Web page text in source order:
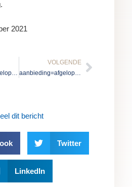
2021
VOLGENDE
aanbieding=afgelopen
dit bericht
Twitter
LinkedIn